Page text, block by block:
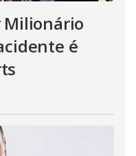
Milionário
é